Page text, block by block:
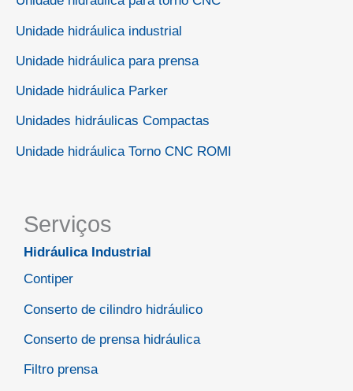
Unidade hidráulica industrial
Unidade hidráulica para prensa
Unidade hidráulica Parker
Unidades hidráulicas Compactas
Unidade hidráulica Torno CNC ROMI
Serviços
Hidráulica Industrial
Contiper
Conserto de cilindro hidráulico
Conserto de prensa hidráulica
Filtro prensa